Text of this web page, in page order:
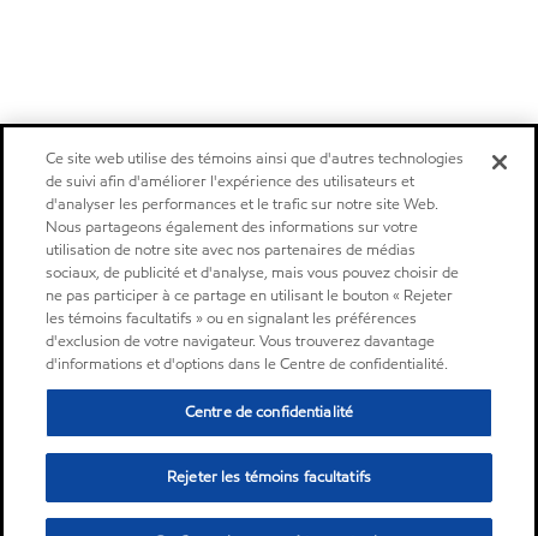
Ce site web utilise des témoins ainsi que d'autres technologies
de suivi afin d'améliorer l'expérience des utilisateurs et
d'analyser les performances et le trafic sur notre site Web.
Nous partageons également des informations sur votre
utilisation de notre site avec nos partenaires de médias
sociaux, de publicité et d'analyse, mais vous pouvez choisir de
ne pas participer à ce partage en utilisant le bouton « Rejeter
les témoins facultatifs » ou en signalant les préférences
d'exclusion de votre navigateur. Vous trouverez davantage
d'informations et d'options dans le Centre de confidentialité.
Centre de confidentialité
Rejeter les témoins facultatifs